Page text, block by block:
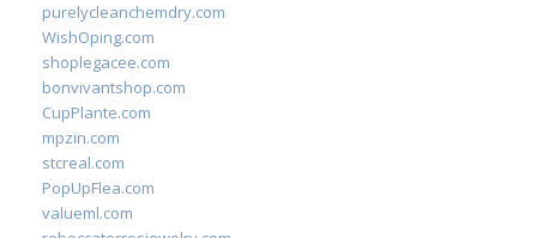
purelycleanchemdry.com
WishOping.com
shoplegacee.com
bonvivantshop.com
CupPlante.com
mpzin.com
stcreal.com
PopUpFlea.com
valueml.com